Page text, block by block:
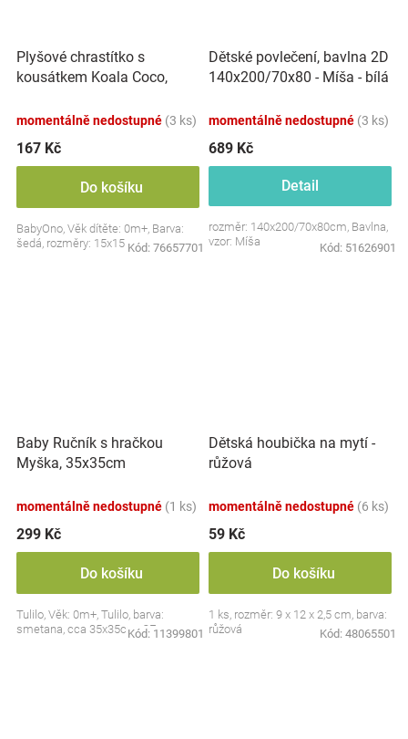
Plyšové chrastítko s
kousátkem Koala Coco,
momentálně nedostupné (3 ks)
167 Kč
Do košíku
BabyOno, Věk dítěte: 0m+, Barva:
šedá, rozměry: 15x15 cm.
Kód: 76657701
Dětské povlečení, bavlna 2D
140x200/70x80 - Míša - bílá
momentálně nedostupné (3 ks)
689 Kč
Detail
rozměr: 140x200/70x80cm, Bavlna,
vzor: Míša
Kód: 51626901
Baby Ručník s hračkou
Myška, 35x35cm
momentálně nedostupné (1 ks)
299 Kč
Do košíku
Tulilo, Věk: 0m+, Tulilo, barva:
smetana, cca 35x35cm, CE
Kód: 11399801
Dětská houbička na mytí -
růžová
momentálně nedostupné (6 ks)
59 Kč
Do košíku
1 ks, rozměr: 9 x 12 x 2,5 cm, barva:
růžová
Kód: 48065501